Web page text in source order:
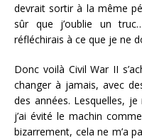
devrait sortir à la même
sûr que j’oublie un
réfléchirais à ce que je ne
Donc voilà Civil War II
changer à jamais, avec
des années. Lesquelles,
j’ai évité le machin
bizarrement, cela ne m’a